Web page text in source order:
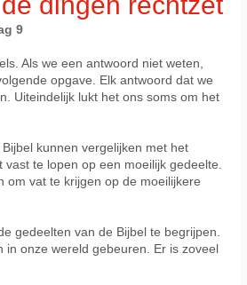
9
Als we een antwoord niet weten,
opgave. Elk antwoord dat we
Uiteindelijk lukt het ons soms om het
kunnen vergelijken met het
te lopen op een moeilijk gedeelte.
om vat te krijgen op de moeilijkere
gedeelten van de Bijbel te begrijpen.
onze wereld gebeuren. Er is zoveel